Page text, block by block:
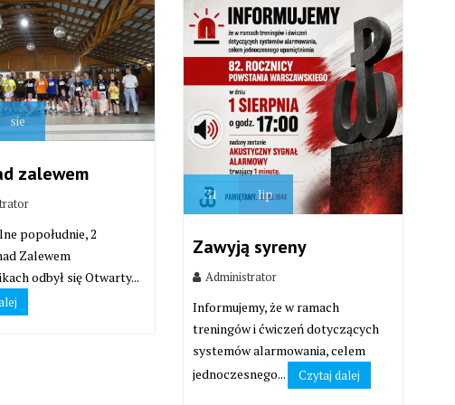
sie
zalewem
popołudnie, 2
Zalewem
odbył się Otwarty...
31 lip
Zawyją syreny
Administrator
Informujemy, że w ramach
treningów i ćwiczeń dotyczących
systemów alarmowania, celem
jednoczesnego...
Czytaj dalej